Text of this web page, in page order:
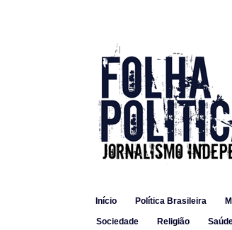
Início Política Brasileira
Sociedade Religião